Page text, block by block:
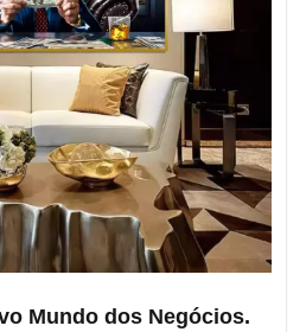
Mundo dos Negócios.